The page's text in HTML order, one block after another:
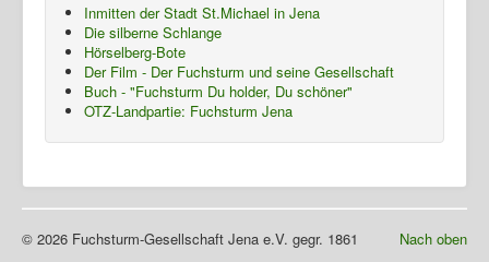
NTHInmitten der Stadt St.Michael in Jena
Die silberne Schlange
Hörselberg-Bote
Der Film - Der Fuchsturm und seine Gesellschaft
Buch - "Fuchsturm Du holder, Du schöner"
OTZ-Landpartie: Fuchsturm Jena
Nach oben
© 2026 Fuchsturm-Gesellschaft Jena e.V. gegr. 1861